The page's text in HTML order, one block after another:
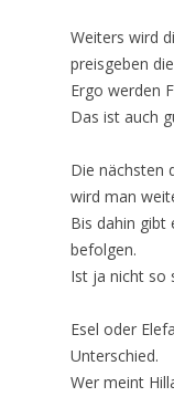
Weiters wird
preisgeben
Ergo werden
Das ist auch
Die nächsten
wird man
Bis dahin gibt
befolgen.
Ist ja nicht so
Esel oder
Unterschied.
Wer meint